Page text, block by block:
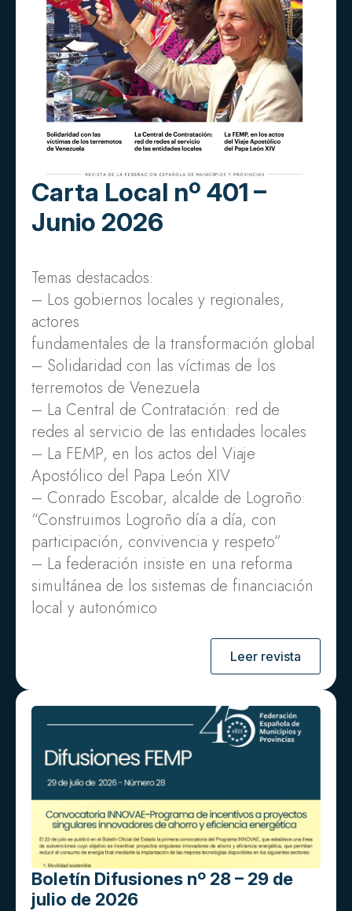
Carta Local nº 401 –
Junio 2026
Temas destacados:
– Los gobiernos locales y regionales,
actores
fundamentales de la transformación global
– Solidaridad con las víctimas de los
terremotos de Venezuela
– La Central de Contratación: red de
redes al servicio de las entidades locales
– La FEMP, en los actos del Viaje
Apostólico del Papa León XIV
– Conrado Escobar, alcalde de Logroño:
“Construimos Logroño día a día, con
participación, convivencia y respeto”
– La federación insiste en una reforma
simultánea de los sistemas de financiación
local y autonómico
Leer revista
Boletín Difusiones nº 28 – 29 de
julio de 2026